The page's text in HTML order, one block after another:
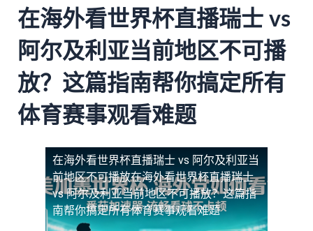
在海外看世界杯直播瑞士 vs
阿尔及利亚当前地区不可播
放？这篇指南帮你搞定所有
体育赛事观看难题
在海外看世界杯直播瑞士 vs 阿尔及利亚当
前地区不可播放在海外看世界杯直播瑞士
vs 阿尔及利亚当前地区不可播放？这篇指
南帮你搞定所有体育赛事观看难题